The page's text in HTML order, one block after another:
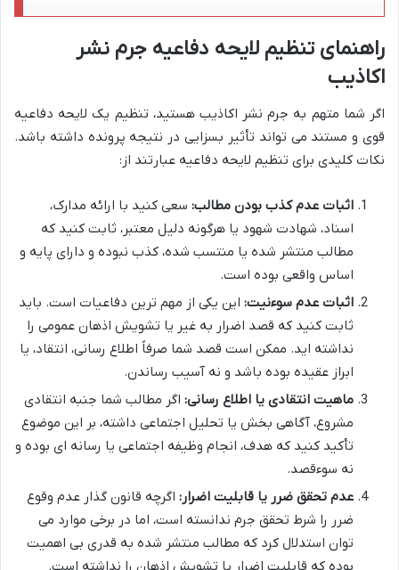
راهنمای تنظیم لایحه دفاعیه جرم نشر
اکاذیب
اگر شما متهم به جرم نشر اکاذیب هستید، تنظیم یک لایحه دفاعیه
قوی و مستند می تواند تأثیر بسزایی در نتیجه پرونده داشته باشد.
نکات کلیدی برای تنظیم لایحه دفاعیه عبارتند از:
اثبات عدم کذب بودن مطالب: سعی کنید با ارائه مدارک،
اسناد، شهادت شهود یا هرگونه دلیل معتبر، ثابت کنید که
مطالب منتشر شده یا منتسب شده، کذب نبوده و دارای پایه و
اساس واقعی بوده است.
اثبات عدم سوءنیت: این یکی از مهم ترین دفاعیات است. باید
ثابت کنید که قصد اضرار به غیر یا تشویش اذهان عمومی را
نداشته اید. ممکن است قصد شما صرفاً اطلاع رسانی، انتقاد، یا
ابراز عقیده بوده باشد و نه آسیب رساندن.
ماهیت انتقادی یا اطلاع رسانی: اگر مطالب شما جنبه انتقادی
مشروع، آگاهی بخش یا تحلیل اجتماعی داشته، بر این موضوع
تأکید کنید که هدف، انجام وظیفه اجتماعی یا رسانه ای بوده و
نه سوءقصد.
عدم تحقق ضرر یا قابلیت اضرار: اگرچه قانون گذار عدم وقوع
ضرر را شرط تحقق جرم ندانسته است، اما در برخی موارد می
توان استدلال کرد که مطالب منتشر شده به قدری بی اهمیت
بوده که قابلیت اضرار یا تشویش اذهان را نداشته است.